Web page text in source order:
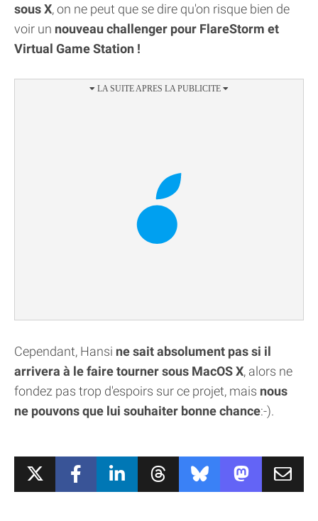
sous X, on ne peut que se dire qu'on risque bien de
voir un nouveau challenger pour FlareStorm et
Virtual Game Station !
Cependant, Hansi ne sait absolument pas si il
arrivera à le faire tourner sous MacOS X, alors ne
fondez pas trop d'espoirs sur ce projet, mais nous
ne pouvons que lui souhaiter bonne chance:-).